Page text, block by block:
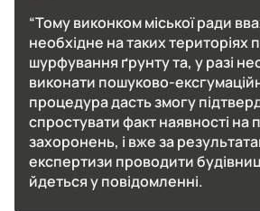
“Тому виконком міської ради
необхідне на таких територіях
шурфування ґрунту та, у разі
виконати пошуково-
процедура дасть змогу
спростувати факт наявності на
захоронень, і вже за
експертизи проводити
йдеться у повідомленні.